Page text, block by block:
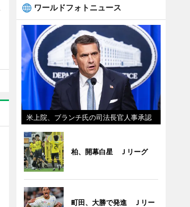
ワールドフォトニュース
米上院、ブランチ氏の司法長官人事承認
柏、開幕白星 Ｊリーグ
町田、大勝で発進 Ｊリー